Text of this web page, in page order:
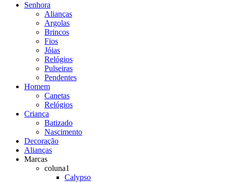
Senhora
Alianças
Argolas
Brincos
Fios
Jóias
Relógios
Pulseiras
Pendentes
Homem
Canetas
Relógios
Criança
Batizado
Nascimento
Decoração
Alianças
Marcas
coluna1
Calypso